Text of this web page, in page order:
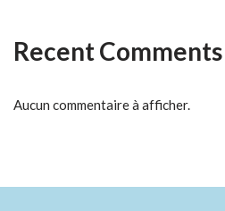
Recent Comments
Aucun commentaire à afficher.